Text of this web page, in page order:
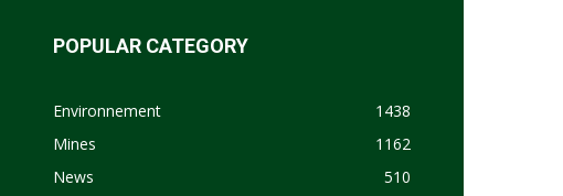
POPULAR CATEGORY
Environnement
1438
Mines
1162
News
510